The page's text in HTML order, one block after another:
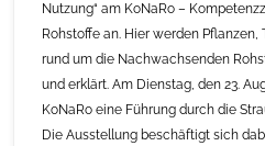
Nutzung“ am KoNaRo –
Rohstoffe an. Hier werden
rund um die Nachwachsenden
und erklärt. Am Dienstag, den 23.
KoNaRo eine Führung durch die
Die Ausstellung beschäftigt sich